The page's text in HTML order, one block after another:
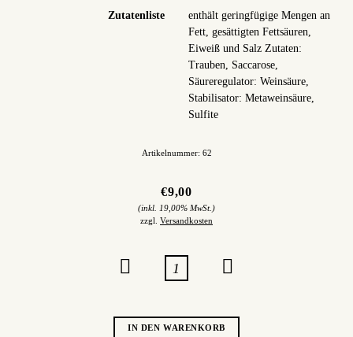
Zutatenliste
enthält geringfügige Mengen an
Fett, gesättigten Fettsäuren,
Eiweiß und Salz Zutaten:
Trauben, Saccarose,
Säureregulator: Weinsäure,
Stabilisator: Metaweinsäure,
Sulfite
Artikelnummer: 62
€9,00
inkl. 19,00% MwSt.
zzgl. Versandkosten
IN DEN WARENKORB